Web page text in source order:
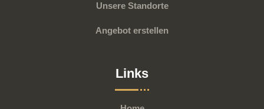
Unsere Standorte
Angebot erstellen
Links